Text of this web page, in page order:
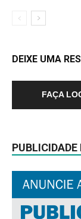
DEIXE UMA
FAÇA
PUBLICIDADE